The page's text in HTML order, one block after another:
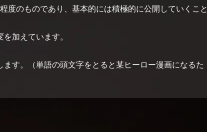
度のものであり、基本的には積極的に公開していくこと
加えています。
す。（単語の頭文字をとると某ヒーロー漫画になるた